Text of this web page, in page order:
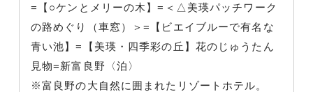
=【○ケンとメリーの木】=＜△美瑛パッチワーク
の路めぐり（車窓）＞=【ビエイブルーで有名な
青い池】=【美瑛・四季彩の丘】花のじゅうたん
見物=新富良野〈泊〉
※富良野の大自然に囲まれたリゾートホテル。